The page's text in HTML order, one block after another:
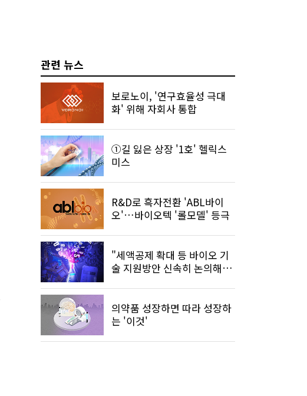
관련 뉴스
보로노이, '연구효율성 극대
화' 위해 자회사 통합
①길 잃은 상장 '1호' 헬릭스
미스
R&D로 흑자전환 'ABL바이
오'…바이오텍 '롤모델' 등극
"세액공제 확대 등 바이오 기
술 지원방안 신속히 논의해
의약품 성장하면 따라 성장하
는 '이것'